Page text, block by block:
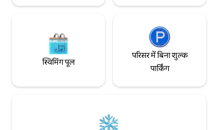
स्विमिंग पूल
परिसर में बिना शुल्क
पार्किंग